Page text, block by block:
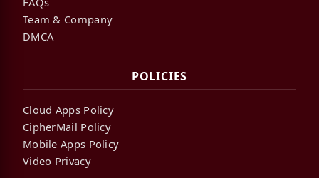
Team & Company
DMCA
POLICIES
Cloud Apps Policy
CipherMail Policy
Mobile Apps Policy
Video Privacy